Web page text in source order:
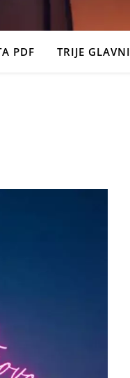
PDF TRIJE GLAVNI